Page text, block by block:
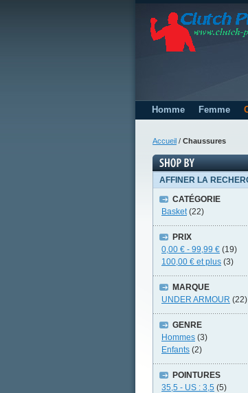
Homme Femme
Accueil / Chaussures
AFFINER LA
CATÉGORIE
Basket(22)
PRIX
0,00 € - 99,99 € (19)
100,00 € et plus (3)
MARQUE
UNDER ARMOUR (22)
GENRE
Hommes (3)
Enfants (2)
POINTURES
35,5 - US : 3,5 (5)